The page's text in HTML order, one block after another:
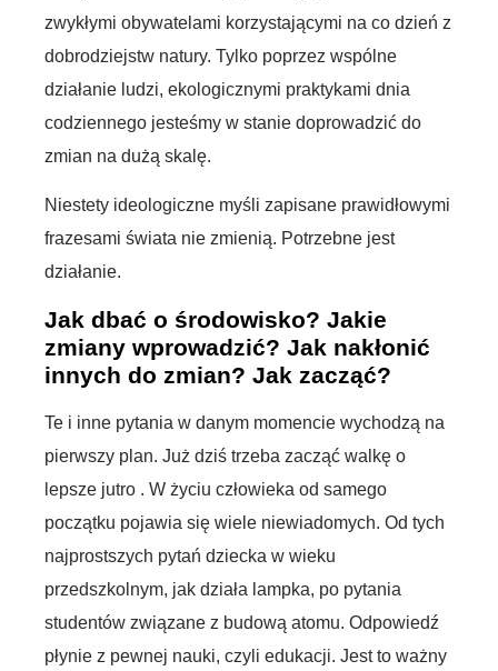
zwykłymi obywatelami korzystającymi na co dzień z
dobrodziejstw natury. Tylko poprzez wspólne
działanie ludzi, ekologicznymi praktykami dnia
codziennego jesteśmy w stanie doprowadzić do
zmian na dużą skalę.
Niestety ideologiczne myśli zapisane prawidłowymi
frazesami świata nie zmienią. Potrzebne jest
działanie.
Jak dbać o środowisko? Jakie
zmiany wprowadzić? Jak nakłonić
innych do zmian? Jak zacząć?
Te i inne pytania w danym momencie wychodzą na
pierwszy plan. Już dziś trzeba zacząć walkę o
lepsze jutro . W życiu człowieka od samego
początku pojawia się wiele niewiadomych. Od tych
najprostszych pytań dziecka w wieku
przedszkolnym, jak działa lampka, po pytania
studentów związane z budową atomu. Odpowiedź
płynie z pewnej nauki, czyli edukacji. Jest to ważny